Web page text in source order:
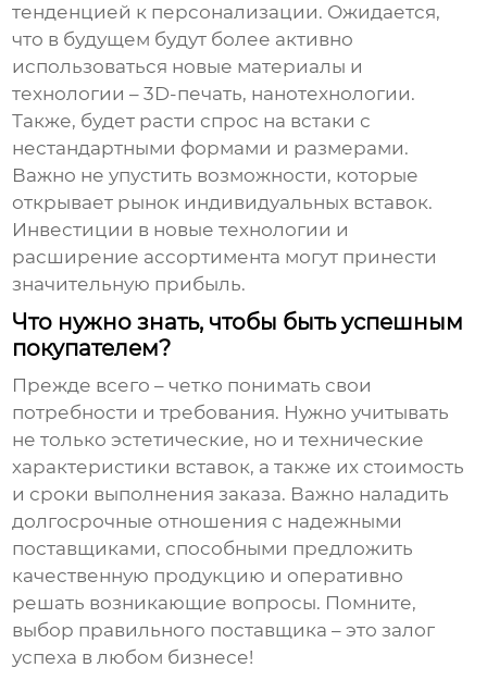
тенденцией к персонализации. Ожидается,
что в будущем будут более активно
использоваться новые материалы и
технологии – 3D-печать, нанотехнологии.
Также, будет расти спрос на встаки с
нестандартными формами и размерами.
Важно не упустить возможности, которые
открывает рынок индивидуальных вставок.
Инвестиции в новые технологии и
расширение ассортимента могут принести
значительную прибыль.
Что нужно знать, чтобы быть успешным
покупателем?
Прежде всего – четко понимать свои
потребности и требования. Нужно учитывать
не только эстетические, но и технические
характеристики вставок, а также их стоимость
и сроки выполнения заказа. Важно наладить
долгосрочные отношения с надежными
поставщиками, способными предложить
качественную продукцию и оперативно
решать возникающие вопросы. Помните,
выбор правильного поставщика – это залог
успеха в любом бизнесе!